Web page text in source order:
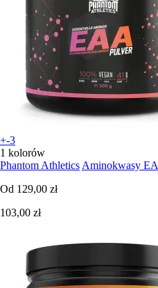
+-3
1 kolorów
Phantom Athletics Aminokwasy
Od 129,00 zł
103,00 zł